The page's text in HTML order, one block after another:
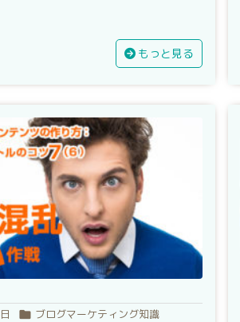
もっと見る
 ブログマーケティング知識